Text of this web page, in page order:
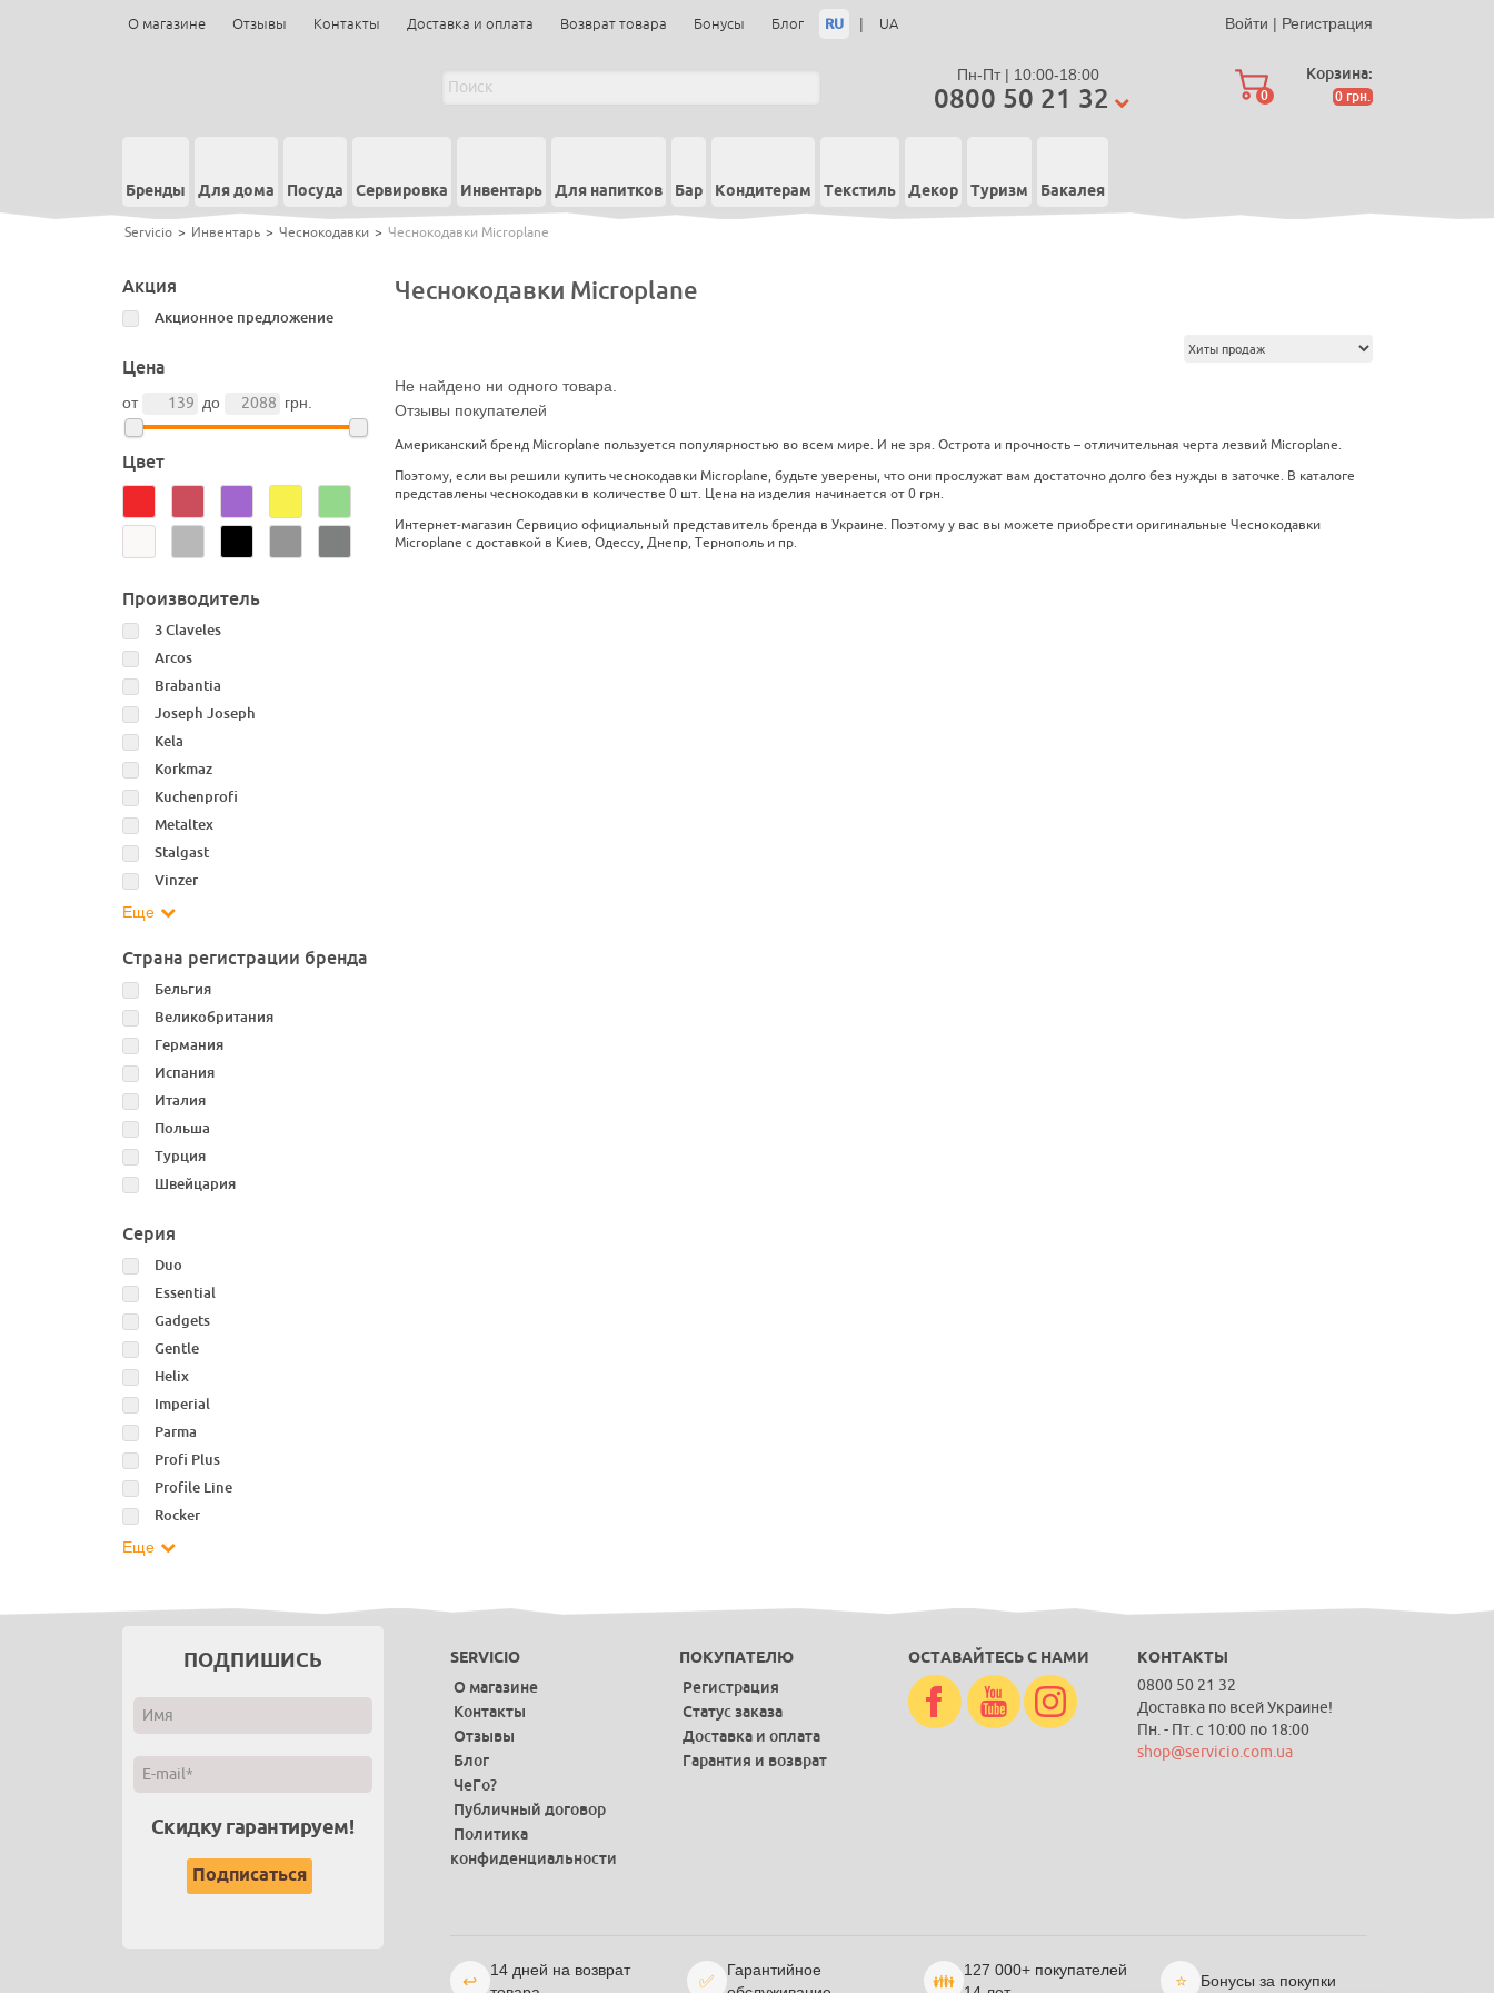
О магазине Отзывы Контакты Доставка и оплата Возврат товара Бонусы Блог RU | UA Войти | Регистрация
Пн-Пт | 10:00-18:00
0800 50 21 32 0
Корзина:
0 грн.
Бренды Для дома Посуда Сервировка Инвентарь Для напитков Бар Кондитерам Текстиль Декор Туризм Бакалея
Servicio > Инвентарь > Чеснокодавки > Чеснокодавки Microplane
Акция
Акционное предложение
Цена
от до грн.
Цвет
Производитель
3 Claveles
Arcos
Brabantia
Joseph Joseph
Kela
Korkmaz
Kuchenprofi
Metaltex
Stalgast
Vinzer
Еще
Страна регистрации бренда
Бельгия
Великобритания
Германия
Испания
Италия
Польша
Турция
Швейцария
Серия
Duo
Essential
Gadgets
Gentle
Helix
Imperial
Parma
Profi Plus
Profile Line
Rocker
Еще
Чеснокодавки Microplane
Не найдено ни одного товара.
Отзывы покупателей
Американский бренд Microplane пользуется популярностью во всем мире. И не зря. Острота и прочность – отличительная черта лезвий Microplane.
Поэтому, если вы решили купить чеснокодавки Microplane, будьте уверены, что они прослужат вам достаточно долго без нужды в заточке. В каталоге
представлены чеснокодавки в количестве 0 шт. Цена на изделия начинается от 0 грн.
Интернет-магазин Сервицио официальный представитель бренда в Украине. Поэтому у вас вы можете приобрести оригинальные Чеснокодавки
Microplane с доставкой в Киев, Одессу, Днепр, Тернополь и пр.
ПОДПИШИСЬ
Скидку гарантируем!
SERVICIO
О магазине
Контакты
Отзывы
Блог
ЧеГо?
Публичный договор
Политика
конфиденциальности
ПОКУПАТЕЛЮ
Регистрация
Статус заказа
Доставка и оплата
Гарантия и возврат
ОСТАВАЙТЕСЬ С НАМИ КОНТАКТЫ
0800 50 21 32
Доставка по всей Украине!
Пн. - Пт. с 10:00 по 18:00
shop@servicio.com.ua
↩
14 дней на возврат
✅
Гарантийное
👪
127 000+ покупателей
⭐ Бонусы за покупки